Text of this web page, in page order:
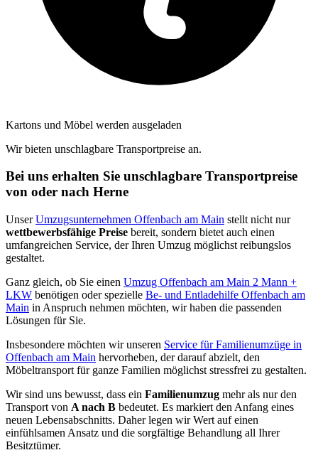
Kartons und Möbel werden ausgeladen
Wir bieten unschlagbare Transportpreise an.
Bei uns erhalten Sie unschlagbare Transportpreise
von oder nach Herne
UnserUmzugsunternehmen Offenbach am Main stellt nicht nur
wettbewerbsfähige Preise bereit, sondern bietet auch einen
umfangreichen Service, der Ihren Umzug möglichst reibungslos
gestaltet.
Ganz gleich, ob Sie einen Umzug Offenbach am Main 2 Mann +
LKW benötigen oder spezielle Be- und Entladehilfe Offenbach am
Main in Anspruch nehmen möchten, wir haben die passenden
Lösungen für Sie.
Insbesondere möchten wir unseren Service für Familienumzüge in
Offenbach am Main hervorheben, der darauf abzielt, den
Möbeltransport für ganze Familien möglichst stressfrei zu gestalten.
Wir sind uns bewusst, dass ein Familienumzug mehr als nur den
Transport von A nach B bedeutet. Es markiert den Anfang eines
neuen Lebensabschnitts. Daher legen wir Wert auf einen
einfühlsamen Ansatz und die sorgfältige Behandlung all Ihrer
Besitztümer.